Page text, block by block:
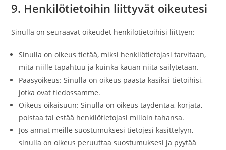
9. Henkilötietoihin liittyvät oikeutesi
Sinulla on seuraavat oikeudet henkilötietoihisi liittyen:
Sinulla on oikeus tietää, miksi henkilötietojasi tarvitaan,
mitä niille tapahtuu ja kuinka kauan niitä säilytetään.
Pääsyoikeus: Sinulla on oikeus päästä käsiksi tietoihisi,
jotka ovat tiedossamme.
Oikeus oikaisuun: Sinulla on oikeus täydentää, korjata,
poistaa tai estää henkilötietojasi milloin tahansa.
Jos annat meille suostumuksesi tietojesi käsittelyyn,
sinulla on oikeus peruuttaa suostumuksesi ja pyytää